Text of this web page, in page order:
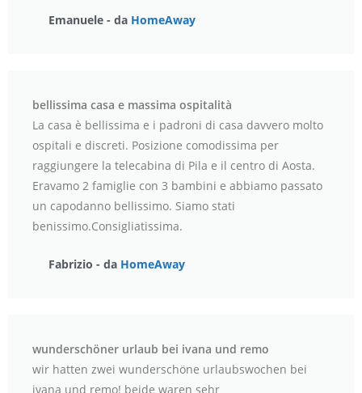
Emanuele - da HomeAway
bellissima casa e massima ospitalità
La casa è bellissima e i padroni di casa davvero molto
ospitali e discreti. Posizione comodissima per
raggiungere la telecabina di Pila e il centro di Aosta.
Eravamo 2 famiglie con 3 bambini e abbiamo passato
un capodanno bellissimo. Siamo stati
benissimo.Consigliatissima.
Fabrizio - da HomeAway
wunderschöner urlaub bei ivana und remo
wir hatten zwei wunderschöne urlaubswochen bei
ivana und remo! beide waren sehr